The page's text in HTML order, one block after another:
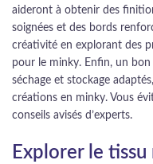
aideront à obtenir des
soignées et des bords
créativité en explorant des
pour le minky. Enfin, un
séchage et stockage
créations en minky. Vous
conseils avisés d’experts.
Explorer le